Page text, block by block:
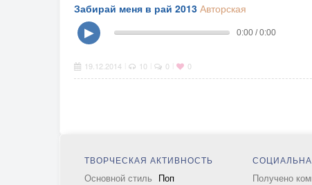
Забирай меня в рай 2013 Авторская
▶
0:00 / 0:00
19.12.2014 10 0 0
ТВОРЧЕСКАЯ АКТИВНОСТЬ
Основной стиль Поп
Получено